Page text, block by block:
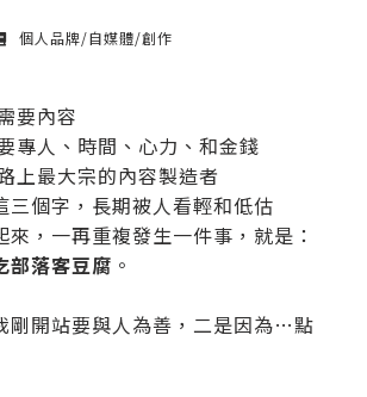
個人品牌/自媒體/創作
要內容
專人、時間、心力、和金錢
上最大宗的內容製造者
個字，長期被人看輕和低估
來，一再重複發生一件事，就是：
部落客豆腐 。
剛開站要與人為善，二是因為…點